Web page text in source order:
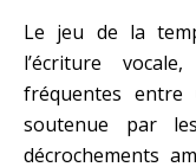
Le jeu de la
l’écriture
fréquentes entre
soutenue par
décrochements